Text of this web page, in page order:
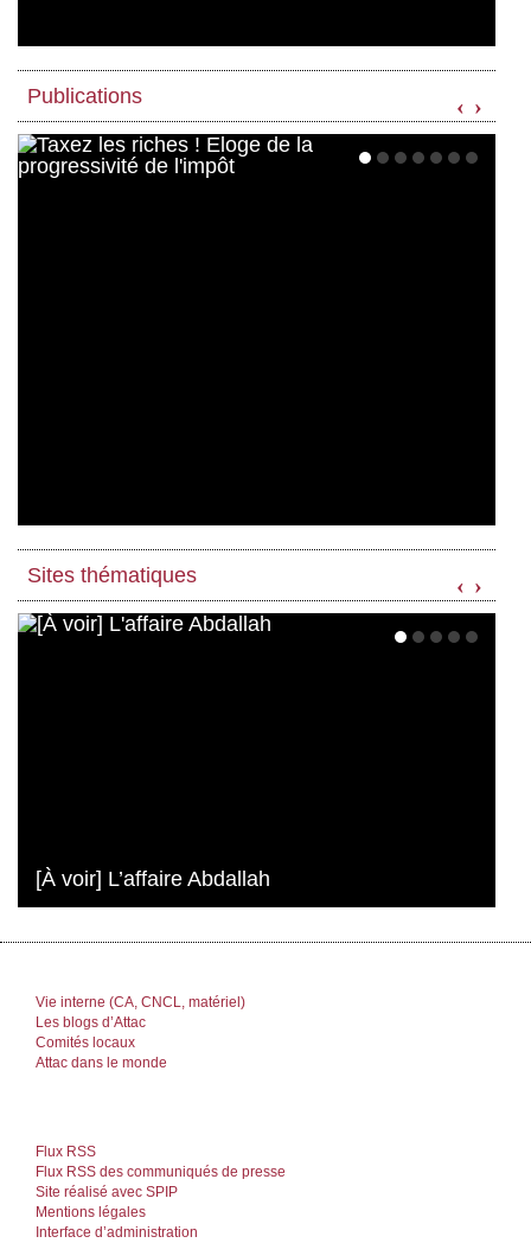
Publications ‹ ›
Sites thématiques
[À voir] L’affaire Abdallah
‹ ›
Vie interne (CA, CNCL, matériel)
Les blogs d’Attac
Comités locaux
Attac dans le monde
Flux RSS
Flux RSS des communiqués de presse
Site réalisé avec SPIP
Mentions légales
Interface d’administration